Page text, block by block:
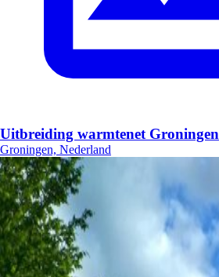
Uitbreiding warmtenet Groningen
Groningen, Nederland